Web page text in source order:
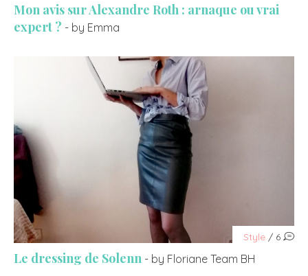
Mon avis sur Alexandre Roth : arnaque ou vrai
expert ? - by Emma
Style / 6
Le dressing de Solenn - by Floriane Team BH